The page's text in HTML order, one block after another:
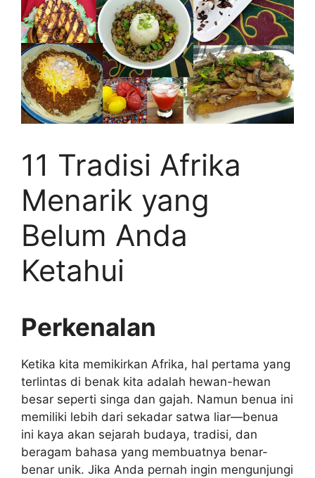
11 Tradisi Afrika
Menarik yang
Belum Anda
Ketahui
Perkenalan
Ketika kita memikirkan Afrika, hal pertama yang
terlintas di benak kita adalah hewan-hewan
besar seperti singa dan gajah. Namun benua ini
memiliki lebih dari sekadar satwa liar—benua
ini kaya akan sejarah budaya, tradisi, dan
beragam bahasa yang membuatnya benar-
benar unik. Jika Anda pernah ingin mengunjungi